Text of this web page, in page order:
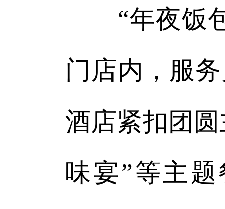
“年夜饭包
门店内，服
酒店紧扣团
味宴”等主